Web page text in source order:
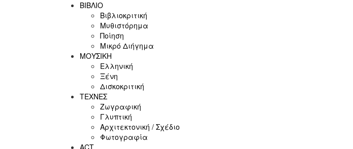
ΒΙΒΛΙΟ
Βιβλιοκριτική
Μυθιστόρημα
Ποίηση
Μικρό Διήγημα
ΜΟΥΣΙΚΗ
Ελληνική
Ξένη
Δισκοκριτική
ΤΕΧΝΕΣ
Ζωγραφική
Γλυπτική
Αρχιτεκτονική / Σχέδιο
Φωτογραφία
ACT